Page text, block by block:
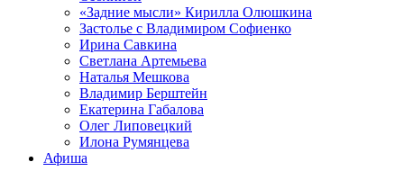
«Задние мысли» Кирилла Олюшкина
Застолье с Владимиром Софиенко
Ирина Савкина
Светлана Артемьева
Наталья Мешкова
Владимир Берштейн
Екатерина Габалова
Олег Липовецкий
Илона Румянцева
Афиша